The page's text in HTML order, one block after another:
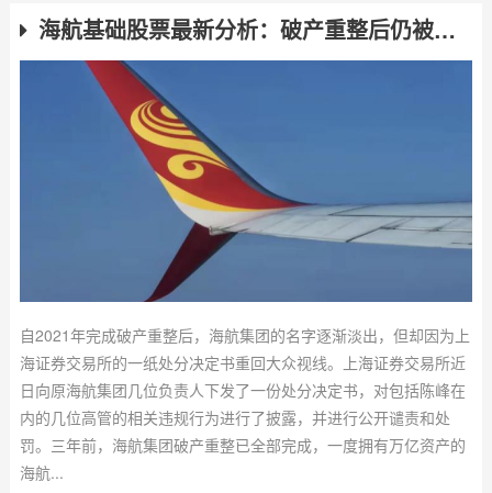
海航基础股票最新分析：破产重整后仍被追责，投资者该警惕什么？
自2021年完成破产重整后，海航集团的名字逐渐淡出，但却因为上
海证券交易所的一纸处分决定书重回大众视线。上海证券交易所近
日向原海航集团几位负责人下发了一份处分决定书，对包括陈峰在
内的几位高管的相关违规行为进行了披露，并进行公开谴责和处
罚。三年前，海航集团破产重整已全部完成，一度拥有万亿资产的
海航...